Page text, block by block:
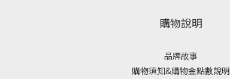
購物說明
品牌故事
購物須知&購物金點數說明